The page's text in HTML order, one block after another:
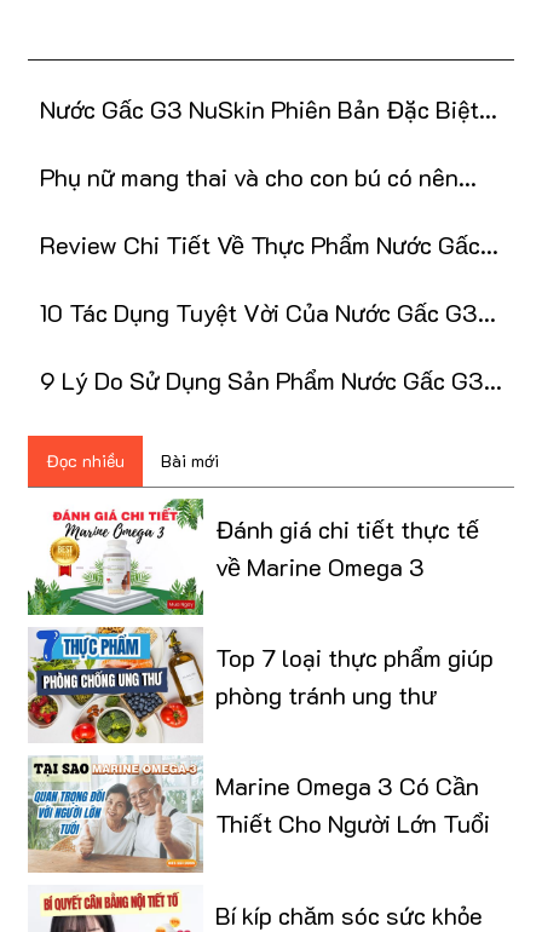
Nước Gấc G3 NuSkin Phiên Bản Đặc Biệt
Phụ nữ mang thai và cho con bú có nên
Review Chi Tiết Về Thực Phẩm Nước Gấc
10 Tác Dụng Tuyệt Vời Của Nước Gấc G3
9 Lý Do Sử Dụng Sản Phẩm Nước Gấc G3
Đọc nhiều Bài mới
Đánh giá chi tiết thực tế
về Marine Omega 3
Top 7 loại thực phẩm giúp
phòng tránh ung thư
Marine Omega 3 Có Cần
Thiết Cho Người Lớn Tuổi
Bí kíp chăm sóc sức khỏe